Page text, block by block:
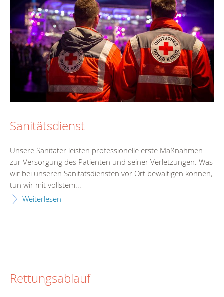
Sanitätsdienst
Unsere Sanitäter leisten professionelle erste Maßnahmen
zur Versorgung des Patienten und seiner Verletzungen. Was
wir bei unseren Sanitätsdiensten vor Ort bewältigen können,
tun wir mit vollstem...
Weiterlesen
Rettungsablauf